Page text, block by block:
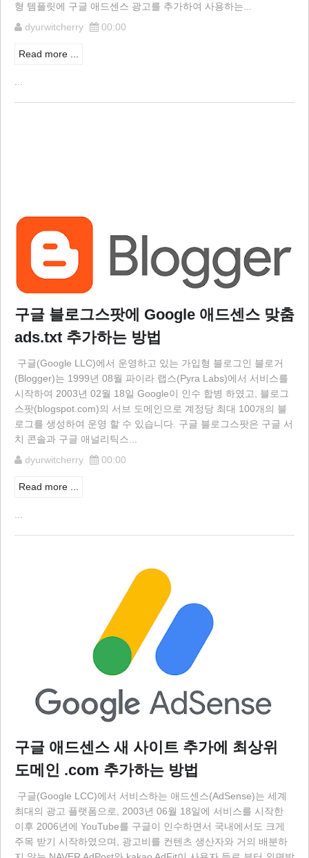
형 템플릿에 구글 애드센스 광고를 추가하여 사용하는...
dyurwitcherry
00:00
Read more ...
...
구글 블로그스팟에 Google 애드센스 맞춤
ads.txt 추가하는 방법
구글(Google LLC)에서 운영하고 있는 가입형 블로그인 블로거
(Blogger)는 1999년 08월 파이라 랩스(Pyra Labs)에서 서비스를
시작하여 2003년 02월 18일 Google이 인수 합병 하였고, 블로그
스팟(blogspot.com)의 서브 도메인으로 계정당 최대 100개의 블
로그를 생성하여 운영 할 수 있습니다. 구글 블로그스팟은 구글 서
치 콘솔과 구글 애널리틱스...
dyurwitcherry
00:00
Read more ...
...
구글 애드센스 새 사이트 추가에 최상위
도메인 .com 추가하는 방법
구글(Google LCC)에서 서비스하는 애드센스(AdSense)는 세계
최대의 광고 플랫폼으로, 2003년 06월 18일에 서비스를 시작한
이후 2006년에 YouTube를 구글이 인수하면서 국내에서도 크게
주목 받기 시작하였으며, 광고비를 컨텐츠 생산자와 거의 배분하